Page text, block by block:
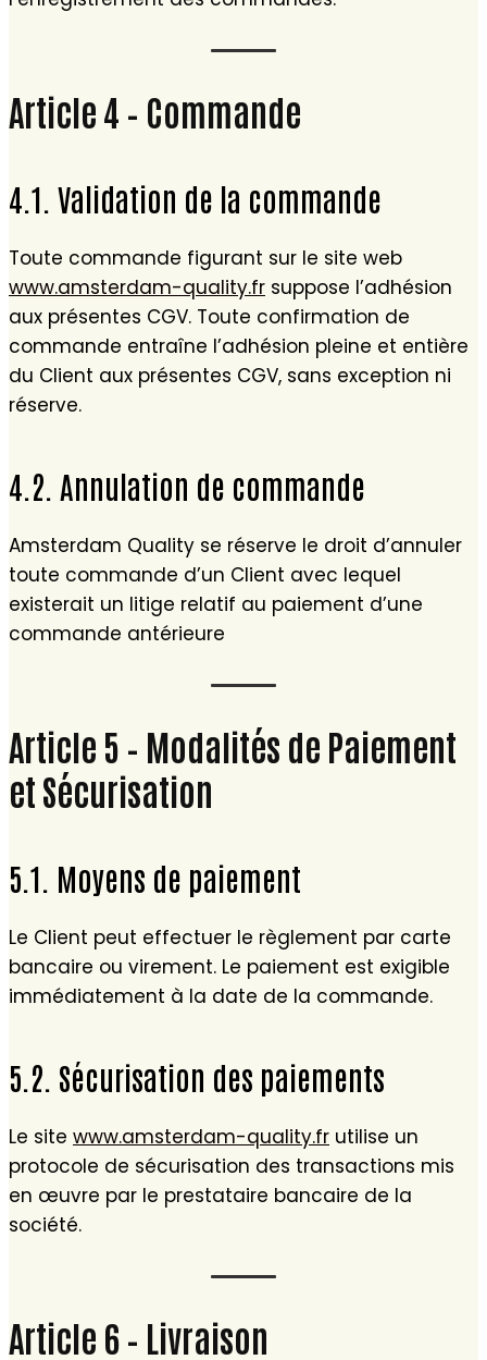
Article 4 – Commande
4.1. Validation de la commande
Toute commande figurant sur le site web
www.amsterdam-quality.fr suppose l’adhésion
aux présentes CGV. Toute confirmation de
commande entraîne l’adhésion pleine et entière
du Client aux présentes CGV, sans exception ni
réserve.
4.2. Annulation de commande
Amsterdam Quality se réserve le droit d’annuler
toute commande d’un Client avec lequel
existerait un litige relatif au paiement d’une
commande antérieure
Article 5 – Modalités de Paiement
et Sécurisation
5.1. Moyens de paiement
Le Client peut effectuer le règlement par carte
bancaire ou virement. Le paiement est exigible
immédiatement à la date de la commande.
5.2. Sécurisation des paiements
Le site www.amsterdam-quality.fr utilise un
protocole de sécurisation des transactions mis
en œuvre par le prestataire bancaire de la
société.
Article 6 – Livraison